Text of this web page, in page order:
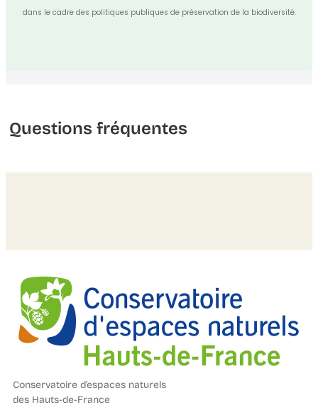
dans le cadre des politiques publiques de préservation de la biodiversité.
Questions fréquentes
Conservatoire d’espaces naturels
des Hauts-de-France